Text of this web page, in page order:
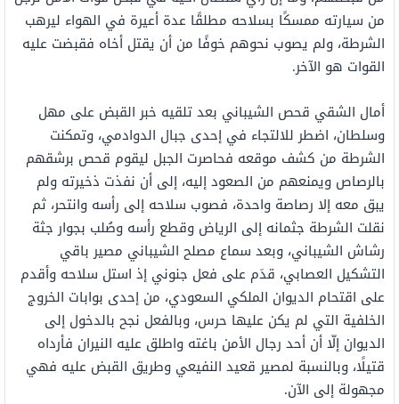
من سيارته ممسكًا بسلاحه مطلقًا عدة أعيرة في الهواء ليرهب
الشرطة، ولم يصوب نحوهم خوفًا من أن يقتل أخاه فقبضت عليه
القوات هو الآخر.
أمال الشقي قحص الشيباني بعد تلقيه خبر القبض على مهل
وسلطان، اضطر للالتجاء في إحدى جبال الدوادمي، وتمكنت
الشرطة من كشف موقعه فحاصرت الجبل ليقوم قحص برشقهم
بالرصاص ويمنعهم من الصعود إليه، إلى أن نفذت ذخيرته ولم
يبق معه إلا رصاصة واحدة، فصوب سلاحه إلى رأسه وانتحر، ثم
نقلت الشرطة جثمانه إلى الرياض وقطع رأسه وصُلب بجوار جثة
رشاش الشيباني، وبعد سماع مصلح الشيباني مصير باقي
التشكيل العصابي، قدَم على فعل جنوني إذ استل سلاحه وأقدم
على اقتحام الديوان الملكي السعودي، من إحدى بوابات الخروج
الخلفية التي لم يكن عليها حرس، وبالفعل نجح بالدخول إلى
الديوان إلّا أن أحد رجال الأمن باغته واطلق عليه النيران فأرداه
قتيلًا، وبالنسبة لمصير قعيد النفيعي وطريق القبض عليه فهي
مجهولة إلى الآن.